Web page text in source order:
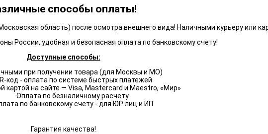
способы оплаты!
область) после осмотра внешнего вида! Наличными курьеру или
России, удобная и безопасная оплата по банковскому счету!
Доступные способы:
при получении товара (для Москвы и МО)
код - оплата по системе быстрых платежей
картой на сайте — Visa, Mastercard и Maestro, «Мир»
Оплата по безналичному расчету.
по банковскому счету - для ЮР лиц и ИП
Гарантия качества!